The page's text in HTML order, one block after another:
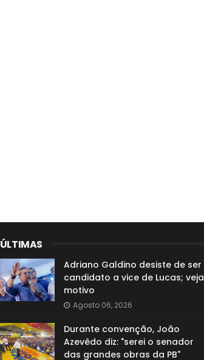
ÚLTIMAS
Adriano Galdino desiste de ser
candidato a vice de Lucas; veja
motivo
Agosto 06, 2026
Durante convenção, João
Azevêdo diz: "serei o senador
das grandes obras da PB"